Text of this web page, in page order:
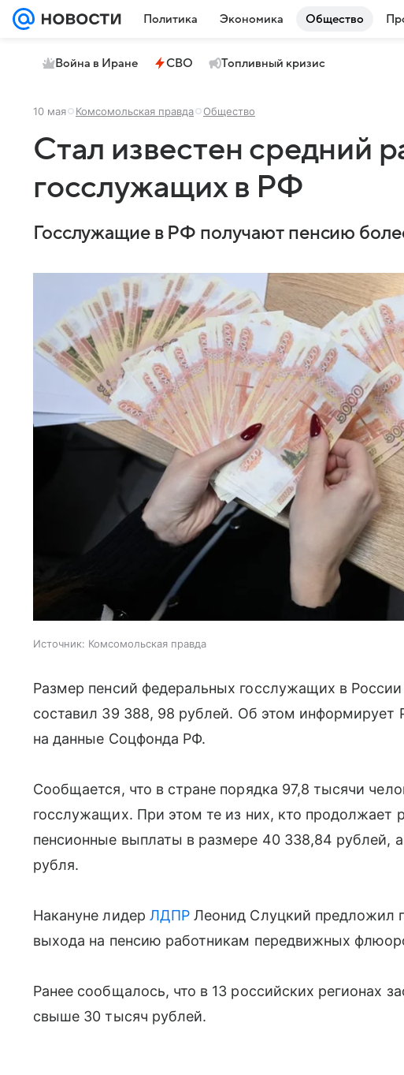
Политика Экономика Общество
Война в Иране СВО Топливный кризис
10 мая Комсомольская правда Общество
Стал известен средний
госслужащих в РФ
Госслужащие в РФ получают пенсию
Источник: Комсомольская правда
Размер пенсий федеральных госслужащих в
составил 39 388, 98 рублей. Об этом
на данные Соцфонда РФ.
Сообщается, что в стране порядка 97,8 тысячи
госслужащих. При этом те из них, кто продолжает
пенсионные выплаты в размере 40 338,84 рублей,
рубля.
Накануне лидер ЛДПР Леонид Слуцкий предложил
выхода на пенсию работникам передвижных
Ранее сообщалось, что в 13 российских регионах
свыше 30 тысяч рублей.